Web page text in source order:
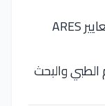
حصلت على تقييمات متقدمة وفق معايير ARES
والبحث